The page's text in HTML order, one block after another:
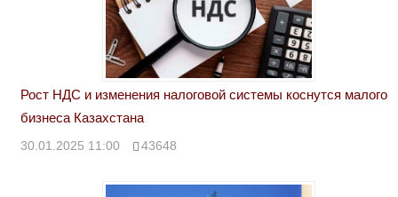
Рост НДС и изменения налоговой системы коснутся малого
бизнеса Казахстана
30.01.2025 11:00 43648